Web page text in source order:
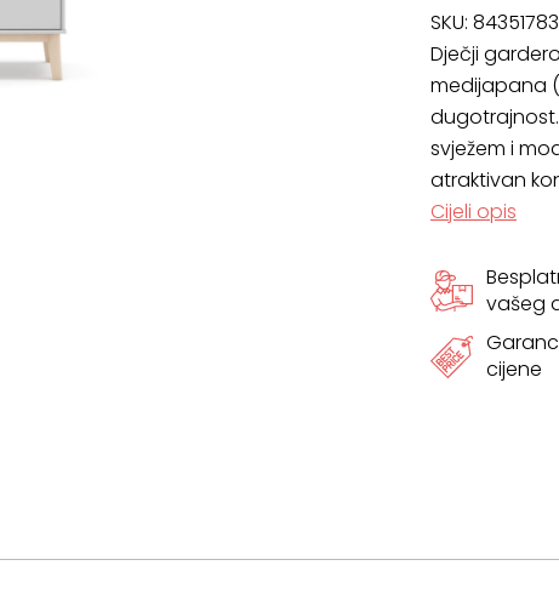
količina
SKU:
Dječji
medijapana
svježem i
atraktivan
Cijeli opis
vašeg
cijene